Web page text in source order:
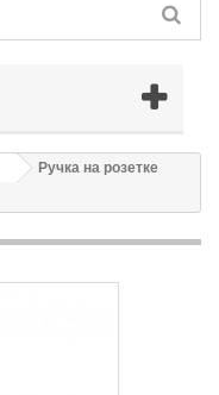
Ручка на розетке